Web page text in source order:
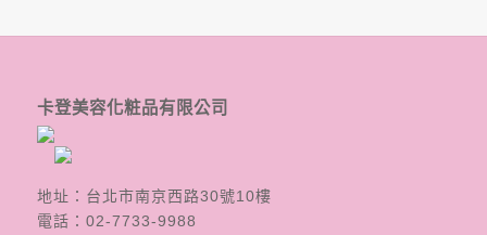
卡登美容化粧品有限公司
地址：台北市南京西路30號10樓
電話： 02-7733-9988